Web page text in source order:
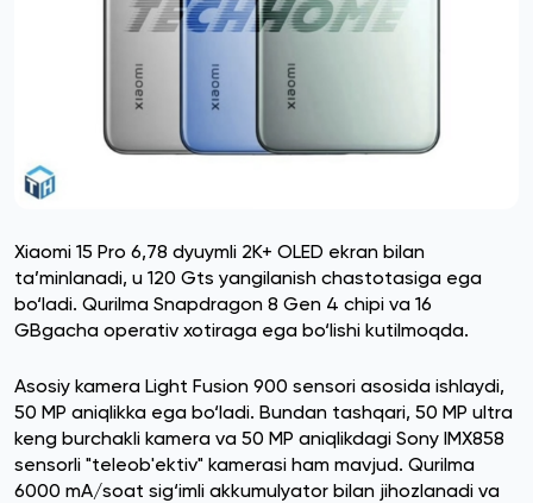
Xiaomi 15 Pro 6,78 dyuymli 2K+ OLED ekran bilan
ta’minlanadi, u 120 Gts yangilanish chastotasiga ega
bo‘ladi. Qurilma Snapdragon 8 Gen 4 chipi va 16
GBgacha operativ xotiraga ega bo‘lishi kutilmoqda.
Asosiy kamera Light Fusion 900 sensori asosida ishlaydi,
50 MP aniqlikka ega bo‘ladi. Bundan tashqari, 50 MP ultra
keng burchakli kamera va 50 MP aniqlikdagi Sony IMX858
sensorli "teleob'ektiv" kamerasi ham mavjud. Qurilma
6000 mA/soat sig‘imli akkumulyator bilan jihozlanadi va